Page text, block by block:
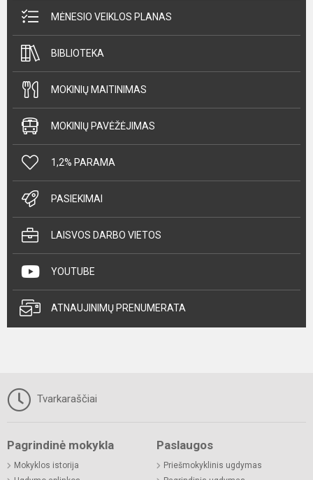
MĖNESIO VEIKLOS PLANAS
BIBLIOTEKA
MOKINIŲ MAITINIMAS
MOKINIŲ PAVĖŽĖJIMAS
1,2% PARAMA
PASIEKIMAI
LAISVOS DARBO VIETOS
YOUTUBE
ATNAUJINIMŲ PRENUMERATA
Tvarkaraščiai
Pagrindinė mokykla
Mokyklos istorija
Paslaugos
Priešmokyklinis ugdymas